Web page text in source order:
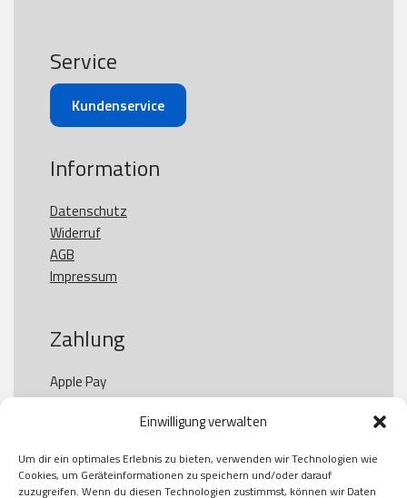
Einwilligung verwalten
Um dir ein optimales Erlebnis zu bieten, verwenden wir Technologien wie
Cookies, um Geräteinformationen zu speichern und/oder darauf
zuzugreifen. Wenn du diesen Technologien zustimmst, können wir Daten
Service
Kundenservice
Information
Datenschutz
Widerruf
AGB
Impressum
Zahlung
Apple Pay
Paypal
Kauf auf Rechung
Klarna